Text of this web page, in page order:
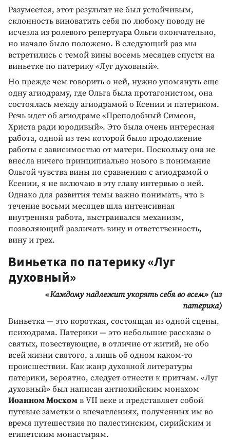
Разумеется, этот результат не был устойчивым,
склонность виноватить себя по любому поводу не
исчезла из ролевого репертуара Ольги окончательно,
но начало было положено. В следующий раз мы
встретились с темой вины восемь месяцев спустя на
виньетке по патерику «Луг духовный».
Но прежде чем говорить о ней, нужно упомянуть еще
одну агиодраму, где Ольга была протагонистом, она
состоялась между агиодрамой о Ксении и патериком.
Речь идет об агиодраме «Преподобный Симеон,
Христа ради юродивый». Это была очень интересная
работа, одной из тем которой было продолжение
работы с зависимостью от матери. Поскольку она не
внесла ничего принципиально нового в понимание
Ольгой чувства вины по сравнению с агиодрамой о
Ксении, я не включаю в эту главу интервью о ней.
Однако для развития темы важно понимать, что в
течение восьми месяцев шла интенсивная
внутренняя работа, выстраивался механизм,
позволяющий различать вину и ответственность,
вину и грех.
Виньетка по патерику «Луг
духовный»
«Каждому надлежит укорять себя во всем» (из
патерика)
Виньетка — это короткая, состоящая из одной сцены,
психодрама. Патерики — это небольшие рассказы о
святых, повествующие, в отличие от житий, не обо
всей жизни святого, а лишь об одном каком-то
происшествии. Как жанр духовной литературы
патерики, вероятно, следует отнести к притчам. «Луг
духовный» был написан антиохийским монахом
Иоанном Мосхом в VII веке и представляет собой
путевые заметки о впечатлениях, полученных им во
время путешествия по палестинским, сирийским и
египетским монастырям.